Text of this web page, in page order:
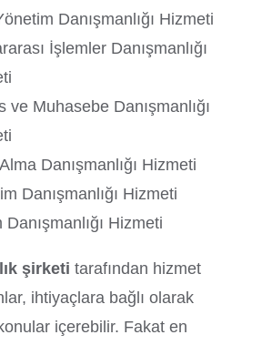
Danışmanlığı Hizmeti
İşlemler Danışmanlığı
ve Muhasebe Danışmanlığı
Danışmanlığı Hizmeti
Danışmanlığı Hizmeti
Danışmanlığı Hizmeti
şirketi tarafından hizmet
ihtiyaçlara bağlı olarak
içerebilir. Fakat en